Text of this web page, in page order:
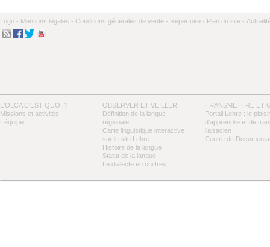
Logo - Mentions légales - Conditions générales de vente - Répertoire - Plan du site -
L'OLCA C'EST QUOI ?
Missions et activités
L’équipe
OBSERVER ET VEILLER
Définition de la langue
régionale
Carte linguistique interactive
sur le site Lehre
Histoire de la langue
Statut de la langue
Le dialecte en chiffres
TRANSMETTRE ET
Portail Lehre : le plaisir
d’apprendre et de
l’alsacien
Centre de